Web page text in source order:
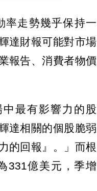
率走勢幾乎保持一
達財報可能對市場
報告、消費者物價
最有影響力的股
達相關的個股脆弱
的回報』。」而根
331億美元，季增